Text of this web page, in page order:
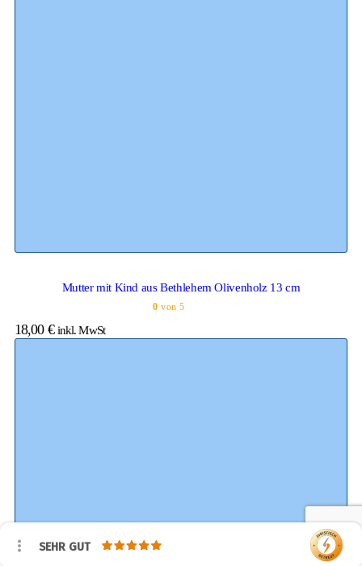
Mutter mit Kind aus Bethlehem Olivenholz 13 cm
0 von 5
18,00 € inkl. MwSt
SEHR GUT